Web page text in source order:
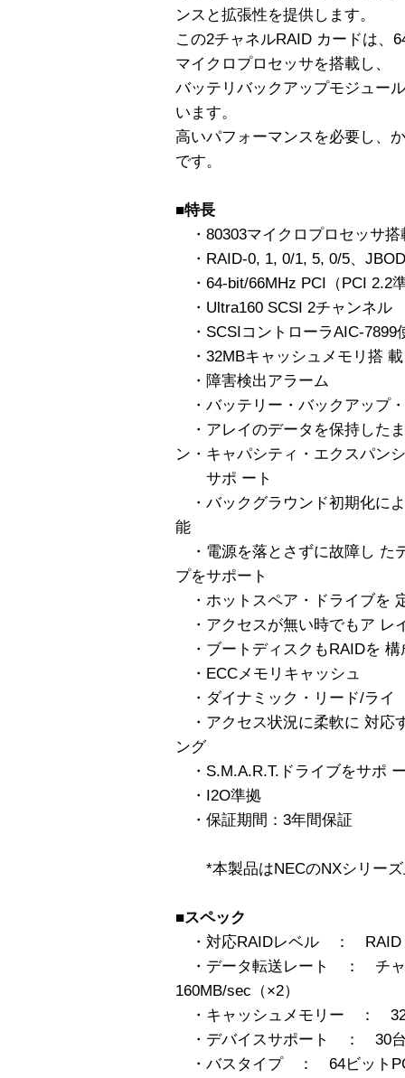
ンスと拡張性を提供します。
この2チャネルRAID カードは、
マイクロプロセッサを搭載し、
バッテリバックアップモジュー
います。
高いパフォーマンスを必要し、
です。
■特長
・80303マイクロプロセッサ搭
・RAID-0, 1, 0/1, 5, 0/5、
・64-bit/66MHz PCI（PCI 2.2
・Ultra160 SCSI 2チャンネル
・SCSIコントローラAIC-7899
・32MBキャッシュメモリ搭
・障害検出アラーム
・バッテリー・バックアップ
・アレイのデータを保持した
ン・キャパシティ・エクスパン
サポ ート
・バックグラウンド初期化に
能
・電源を落とさずに故障し た
プをサポート
・ホットスペア・ドライブを
・アクセスが無い時でもア レ
・ブートディスクもRAIDを 構
・ECCメモリキャッシュ
・ダイナミック・リード/ライ
・アクセス状況に柔軟に 対応
ング
・S.M.A.R.T.ドライブをサポ
・I2O準拠
・保証期間：3年間保証
*本製品はNECのNXシリーズ
■スペック
・対応RAIDレベル ： RAID
・データ転送レート ： チャ
160MB/sec（×2）
・キャッシュメモリー ：
・デバイスサポート ： 30
・バスタイプ ： 64ビット